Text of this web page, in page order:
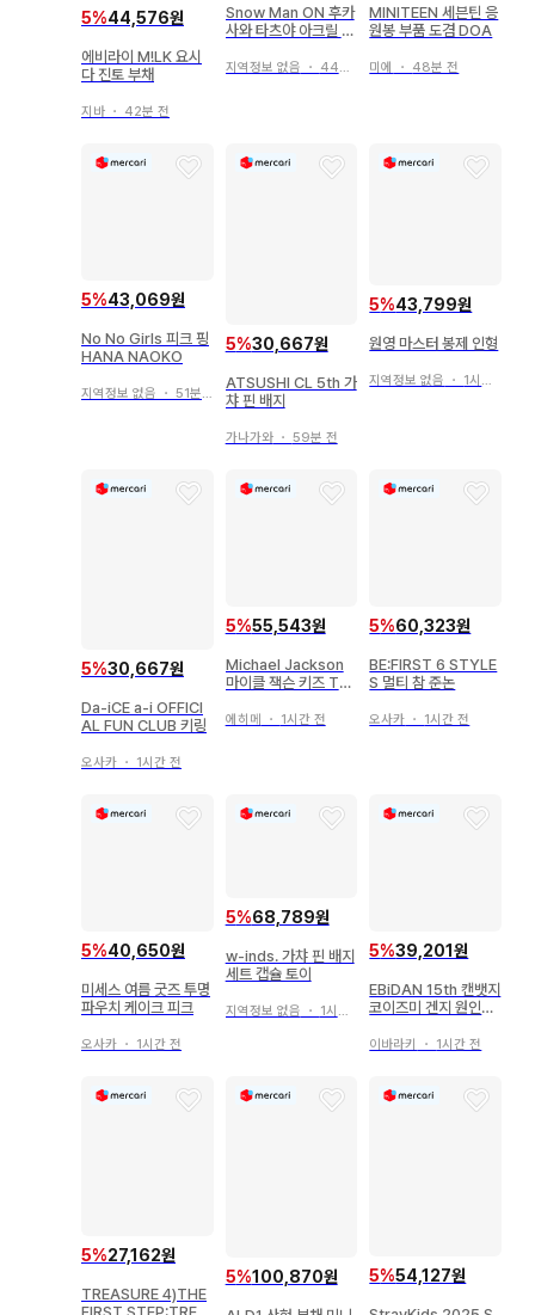
5%44,576원
에비라이 M!LK 요시
다 진토 부채
지바 ・ 42분 전
Snow Man ON 후카
사와 타츠야 아크릴 스
지역정보 없음 ・ 44분 전
MINITEEN 세븐틴 응
원봉 부품 도겸 DOA
미에 ・ 48분 전
5%43,069원
No No Girls 피크 핑
HANA NAOKO
지역정보 없음 ・ 51분 전
5%30,667원
ATSUSHI CL 5th 가
챠 핀 배지
가나가와・ 59분 전
5%43,799원
원영 마스터 봉제 인형
지역정보 없음 ・ 1시간 전
5%30,667원
Da-iCE a-i OFFICI
AL FUN CLUB 키링
오사카 ・ 1시간 전
5%55,543원
Michael Jackson
마이클 잭슨 키즈 T셔
에히메 ・ 1시간 전
5%60,323원
BE:FIRST 6 STYLE
S 멀티 참 준논
오사카 ・ 1시간 전
5%40,650원
미세스 여름 굿즈 투명
파우치 케이크 피크
오사카 ・ 1시간 전
5%68,789원
w-inds. 가챠 핀 배지
세트 캡슐 토이
지역정보 없음 ・ 1시간 전
5%39,201원
EBiDAN 15th 캔뱃지
코이즈미 겐지 원인은
이바라키 ・ 1시간 전
5%27,162원
TREASURE 4)THE
5%100,870원 5%54,127원